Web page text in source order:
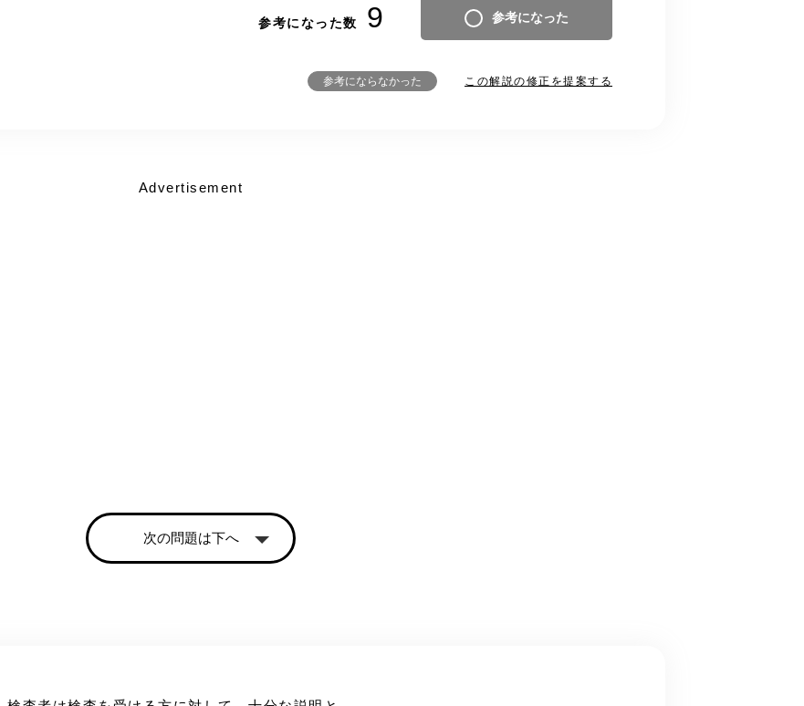
参考になった数 9 参考になった
参考にならなかった この解説の修正を提案する
Advertisement
次の問題は下へ